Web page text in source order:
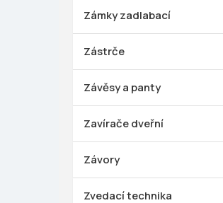
Zámky zadlabací
Zástrče
Závěsy a panty
Zavírače dveřní
Závory
Zvedací technika